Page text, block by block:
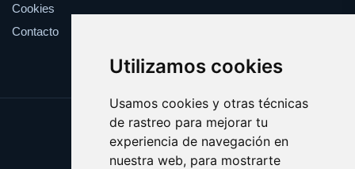
Utilizamos cookies
Usamos cookies y otras técnicas
de rastreo para mejorar tu
experiencia de navegación en
nuestra web, para mostrarte
Cookies
Contacto
Update cookies preferences
Copyright © 2025 websport.es